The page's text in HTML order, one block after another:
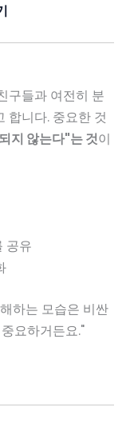
구들과 여전히 분
합니다. 중요한 것
지 않는다"는 것이
공유
하는 모습은 비싼
요하거든요."